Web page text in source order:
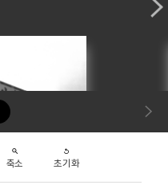
축소 초기화